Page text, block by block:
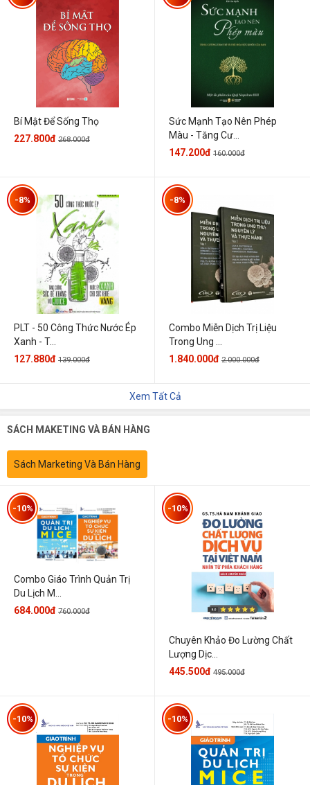
Bí Mật Để Sống Thọ
227.800đ 268.000đ
Sức Mạnh Tạo Nên Phép
Màu - Tăng Cư...
147.200đ 160.000đ
PLT - 50 Công Thức Nước Ép
Xanh - T...
-8%
127.880đ 139.000đ
Combo Miễn Dịch Trị Liệu
Trong Ung ...
-8%
1.840.000đ 2.000.000đ
Xem Tất Cả
SÁCH MAKETING VÀ BÁN HÀNG
Sách Marketing Và Bán Hàng
Combo Giáo Trình Quản Trị
Du Lịch M...
-10%
684.000đ 760.000đ
Chuyên Khảo Đo Lường Chất
Lượng Dịc...
-10%
445.500đ 495.000đ
-10% -10%